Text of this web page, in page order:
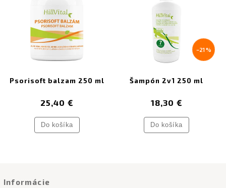
Psorisoft balzam 250 ml
25,40 €
Do košíka
–21 %
Šampón 2v1 250 ml
18,30 €
Do košíka
Informácie